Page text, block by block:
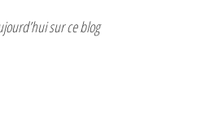
sur ce blog